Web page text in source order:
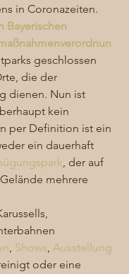
in Coronazeiten.
Bayerischen
geschlossen
die der
dienen. Nun ist
kein
per Definition ist ein
ein dauerhaft
, der auf
mehrere
, Shows, Ausstellung
oder eine